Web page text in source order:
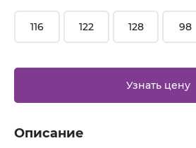
116 122 128 98
Узнать цену
Описание